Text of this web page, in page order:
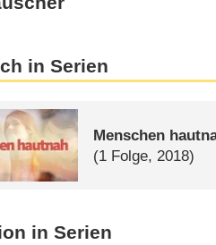
in Serien
Menschen
(1 Folge, 2018)
in Serien